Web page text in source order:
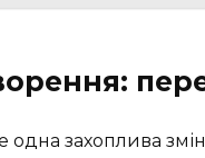
одна захоплива